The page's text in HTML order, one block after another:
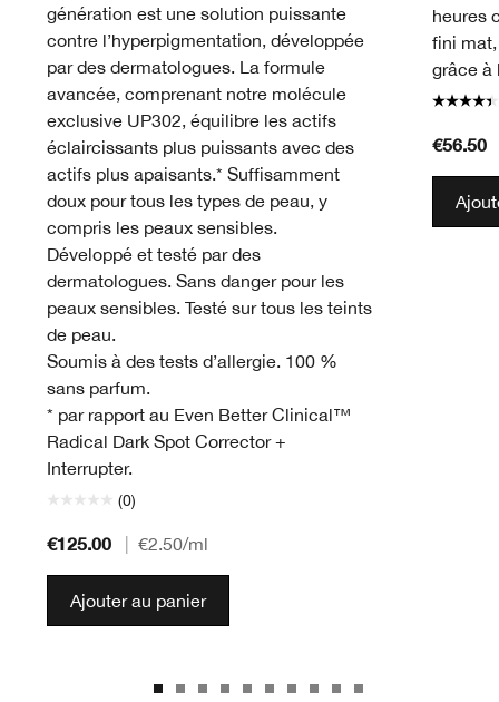
génération est une solution puissante
contre l’hyperpigmentation, développée
par des dermatologues. La formule
avancée, comprenant notre molécule
exclusive UP302, équilibre les actifs
éclaircissants plus puissants avec des
actifs plus apaisants.* Suffisamment
doux pour tous les types de peau, y
compris les peaux sensibles.
Développé et testé par des
dermatologues. Sans danger pour les
peaux sensibles. Testé sur tous les teints
de peau.
Soumis à des tests d’allergie. 100 %
sans parfum.
* par rapport au Even Better Clinical™
Radical Dark Spot Corrector +
Interrupter.
(0)
€125.00 €2.50/ml
Ajouter au panier
heures
fini
grâce à
€56.50